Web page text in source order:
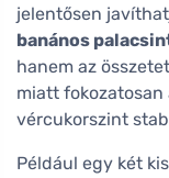
jelentősen
banános
hanem az
miatt fokozatosan
vércukorszint
Például egy két